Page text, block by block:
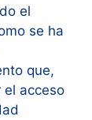
el
se ha
que,
el acceso